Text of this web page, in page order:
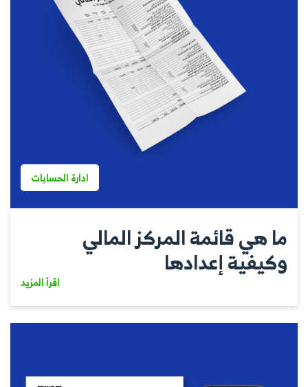
ادارة الحسابات
ما هي قائمة المركز المالي
وكيفية إعدادها
اقرأ المزيد